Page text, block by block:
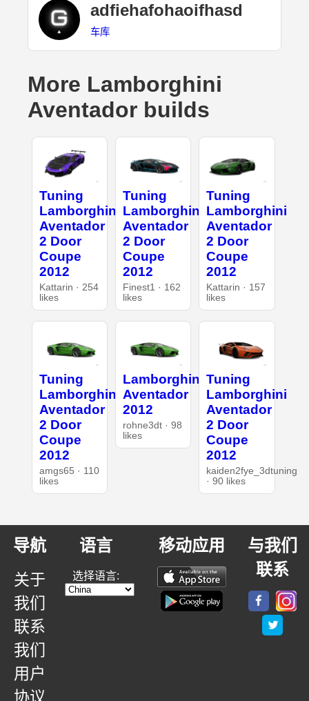
adfiehafohaoifhasd
车库
More Lamborghini
Aventador builds
Tuning
Lamborghini
Aventador
2 Door
Coupe
2012
Kattarin · 254
likes
Tuning
Lamborghini
Aventador
2 Door
Coupe
2012
Finest1 · 162
likes
Tuning
Lamborghini
Aventador
2 Door
Coupe
2012
Kattarin · 157
likes
Tuning
Lamborghini
Aventador
2 Door
Coupe
2012
amgs65 · 110
likes
Lamborghini
Aventador
2012
rohne3dt · 98
likes
Tuning
Lamborghini
Aventador
2 Door
Coupe
2012
kaiden2fye_3dtuning
· 90 likes
导航
关于
我们
联系
我们
用户
协议
语言
选择语言:
移动应用
与我们
联系